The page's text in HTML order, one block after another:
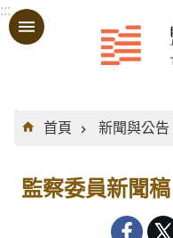
跳到主要內容區塊
:::
:::
首頁
新聞與公告
監察委員新聞稿